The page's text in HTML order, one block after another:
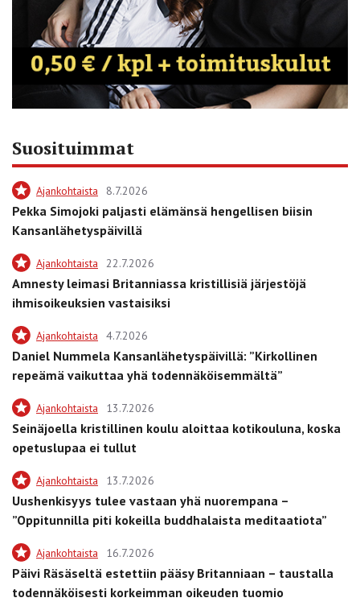
Suosituimmat
Ajankohtaista 8.7.2026
Pekka Simojoki paljasti elämänsä hengellisen biisin
Kansanlähetyspäivillä
Ajankohtaista 22.7.2026
Amnesty leimasi Britanniassa kristillisiä järjestöjä
ihmisoikeuksien vastaisiksi
Ajankohtaista 4.7.2026
Daniel Nummela Kansanlähetyspäivillä: ”Kirkollinen
repeämä vaikuttaa yhä todennäköisemmältä”
Ajankohtaista 13.7.2026
Seinäjoella kristillinen koulu aloittaa kotikouluna, koska
opetuslupaa ei tullut
Ajankohtaista 13.7.2026
Uushenkisyys tulee vastaan yhä nuorempana –
”Oppitunnilla piti kokeilla buddhalaista meditaatiota”
Ajankohtaista 16.7.2026
Päivi Räsäseltä estettiin pääsy Britanniaan – taustalla
todennäköisesti korkeimman oikeuden tuomio